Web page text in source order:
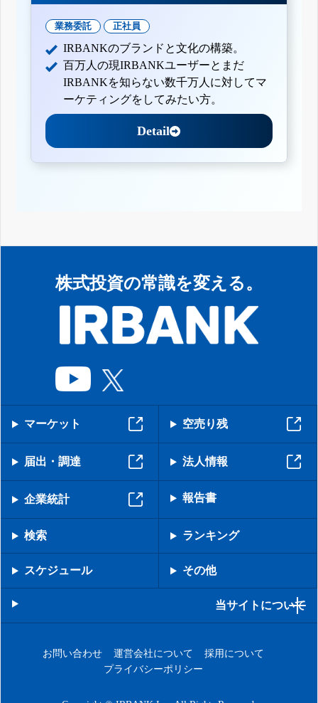
業務委託 正社員
IRBANKのブランドと文化の構築。
百万人の現IRBANKユーザーとまだ
IRBANKを知らない数千万人に対してマ
ーケティングをしてみたい方。
Detail
株式投資の常識を変える。
マーケット 空売り残
届出・調達 法人情報
企業統計 報告書
検索 ランキング
スケジュール その他
当サイトについて
お問い合わせ 運営会社について
採用について
プライバシーポリシー